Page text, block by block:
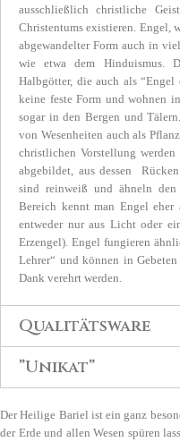
ausschließlich christliche
Christentums existieren. Engel,
abgewandelter Form auch in
wie etwa dem Hinduismus.
Halbgötter, die auch als “Engel
keine feste Form und wohnen
sogar in den Bergen und
von Wesenheiten auch als
christlichen Vorstellung
abgebildet, aus dessen
sind reinweiß und ähneln
Bereich kennt man Engel eher
entweder nur aus Licht oder
Erzengel). Engel fungieren
Lehrer“ und können in
Dank verehrt werden.
Qualitätsware
”Unikat”
Der Heilige Bariel ist ein ganz
der Erde und allen Wesen spüren